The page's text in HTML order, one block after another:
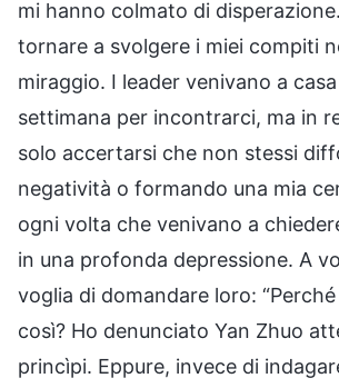
mi hanno colmato di
tornare a svolgere i miei compiti
miraggio. I leader venivano a
settimana per incontrarci, ma in
solo accertarsi che non stessi
negatività o formando una mia
ogni volta che venivano a
in una profonda depressione. A
voglia di domandare loro:
così? Ho denunciato Yan Zhuo
princìpi. Eppure, invece di